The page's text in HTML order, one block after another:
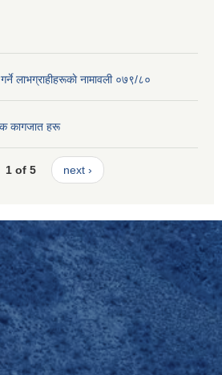
गर्ने लाभग्राहीहरूकाे नामावली ०७९/८०
कागजात हरू
1 of 5 next ›